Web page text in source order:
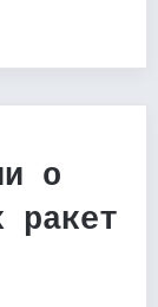
о
ракет